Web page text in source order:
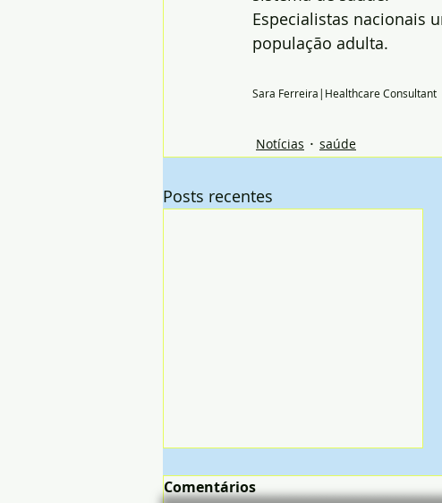
Especialistas nacionais
população adulta.
Sara Ferreira|Healthcare Consultant
Notícias saúde
Posts recentes
Comentários